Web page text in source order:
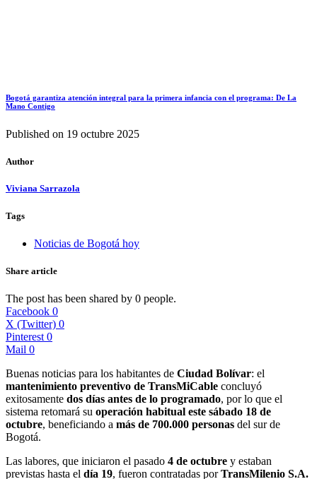
Bogotá garantiza atención integral para la primera infancia con el programa: De La
Mano Contigo
Published on 19 octubre 2025
Author
Viviana Sarrazola
Tags
Noticias de Bogotá hoy
Share article
The post has been shared by 0 people.
Facebook 0
X (Twitter) 0
Pinterest 0
Mail 0
Buenas noticias para los habitantes de Ciudad Bolívar: el
mantenimiento preventivo de TransMiCable concluyó
exitosamente dos días antes de lo programado, por lo que el
sistema retomará su operación habitual este sábado 18 de
octubre, beneficiando a más de 700.000 personas del sur de
Bogotá.
Las labores, que iniciaron el pasado 4 de octubre y estaban
previstas hasta el día 19, fueron contratadas porTransMilenio S.A.